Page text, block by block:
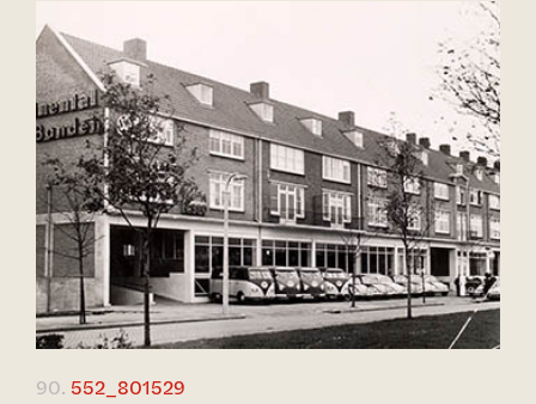
90. 552_801529